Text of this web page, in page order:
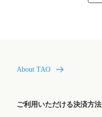
About TAO
ご利用いただける決済方法